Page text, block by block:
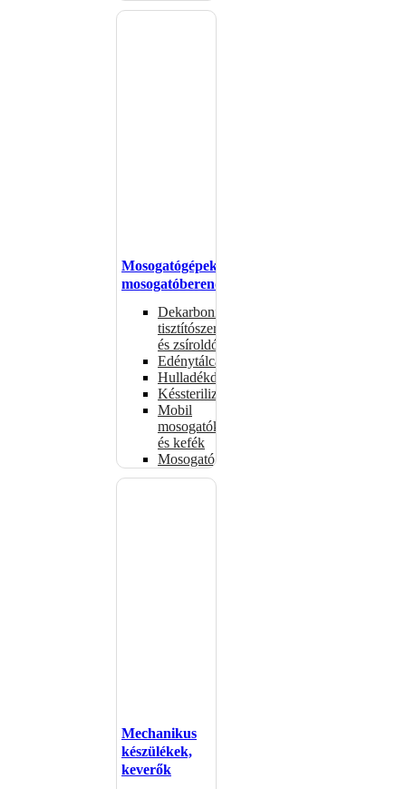
Mosogatógépek,
mosogatóberendezések
Dekarbonizáló
tisztítószerek
és zsíroldók
Edénytálcák
Hulladékdarálók
Késsterilizátorok
Mobil
mosogatók
és kefék
Mosogatógépkosarak
Mechanikus
készülékek,
keverők